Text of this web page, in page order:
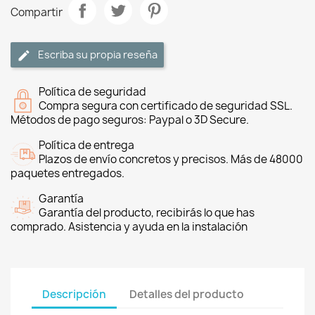
Compartir
Escriba su propia reseña
Política de seguridad
Compra segura con certificado de seguridad SSL.
Métodos de pago seguros: Paypal o 3D Secure.
Política de entrega
Plazos de envío concretos y precisos. Más de 48000
paquetes entregados.
Garantía
Garantía del producto, recibirás lo que has
comprado. Asistencia y ayuda en la instalación
Descripción Detalles del producto